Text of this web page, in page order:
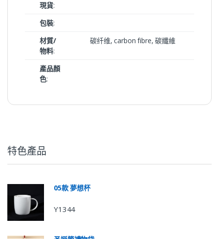
現貨:
包裝:
材質/
物料:
碳纤维, carbon fibre, 碳纖維
產品顏
色:
特色產品
05款 夢想杯
Y1344